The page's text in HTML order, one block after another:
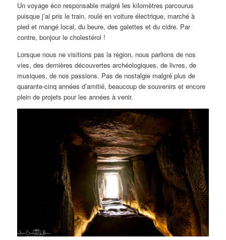
Un voyage éco responsable malgré les kilomètres parcourus
puisque j’ai pris le train, roulé en voiture électrique, marché à
pied et mangé local, du beure, des galettes et du cidre. Par
contre, bonjour le cholestérol !
Lorsque nous ne visitions pas la région, nous parlions de nos
vies, des dernières découvertes archéologiques, de livres, de
musiques, de nos passions. Pas de nostalgie malgré plus de
quarante-cinq années d’amitié, beaucoup de souvenirs et encore
plein de projets pour les années à venir.